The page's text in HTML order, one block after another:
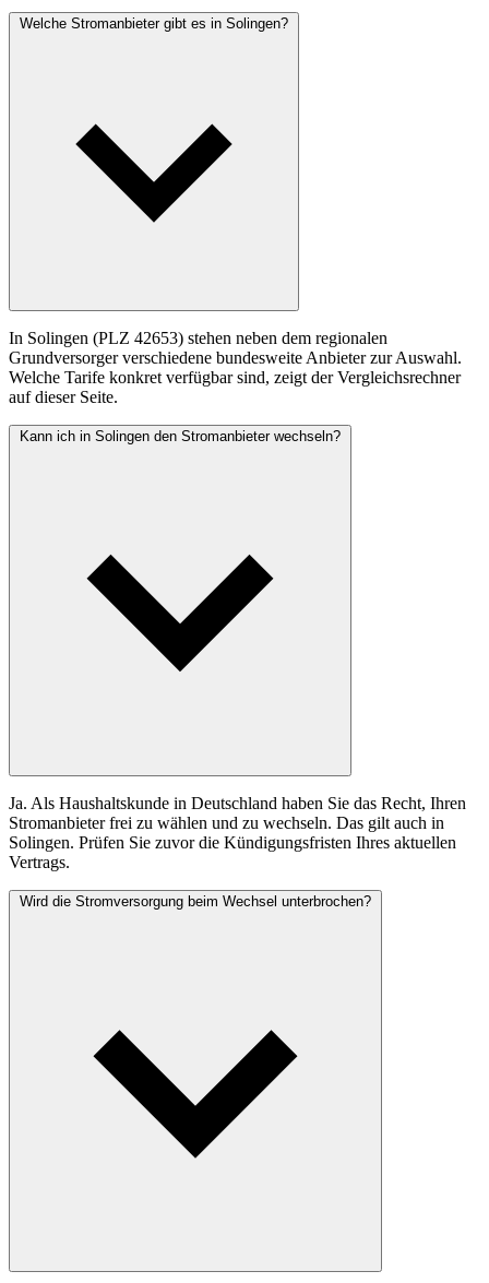
Welche Stromanbieter gibt es in Solingen?
In Solingen (PLZ 42653) stehen neben dem regionalen
Grundversorger verschiedene bundesweite Anbieter zur Auswahl.
Welche Tarife konkret verfügbar sind, zeigt der Vergleichsrechner
auf dieser Seite.
Kann ich in Solingen den Stromanbieter wechseln?
Ja. Als Haushaltskunde in Deutschland haben Sie das Recht, Ihren
Stromanbieter frei zu wählen und zu wechseln. Das gilt auch in
Solingen. Prüfen Sie zuvor die Kündigungsfristen Ihres aktuellen
Vertrags.
Wird die Stromversorgung beim Wechsel unterbrochen?